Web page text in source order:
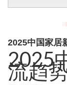
2025中国家居
2025
流趋